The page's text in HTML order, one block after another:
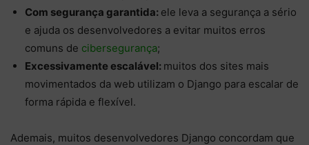
Com segurança garantida: ele leva a segurança a sério
e ajuda os desenvolvedores a evitar muitos erros
comuns de cibersegurança;
Excessivamente escalável: muitos dos sites mais
movimentados da web utilizam o Django para escalar de
forma rápida e flexível.
Ademais, muitos desenvolvedores Django concordam que